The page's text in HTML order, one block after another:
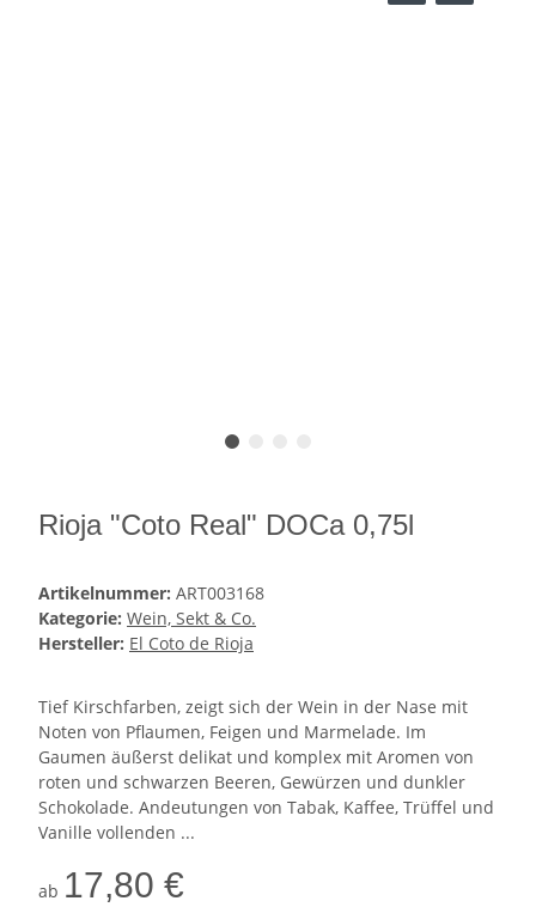
Rioja "Coto Real" DOCa 0,75l
Artikelnummer: ART003168
Kategorie: Wein, Sekt & Co.
Hersteller: El Coto de Rioja
Tief Kirschfarben, zeigt sich der Wein in der Nase mit
Noten von Pflaumen, Feigen und Marmelade. Im
Gaumen äußerst delikat und komplex mit Aromen von
roten und schwarzen Beeren, Gewürzen und dunkler
Schokolade. Andeutungen von Tabak, Kaffee, Trüffel und
Vanille vollenden ...
ab 17,80 €